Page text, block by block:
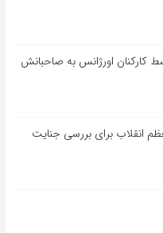
انقلاب برای بررسی جنایت